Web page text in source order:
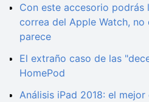
Con este accesorio podrás
correa del Apple Watch,
parece
El extraño caso de las
HomePod
Análisis iPad 2018: el